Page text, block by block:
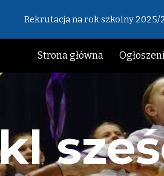
to main content
Rekrutacja na rok szkolny 2025/
Strona główna